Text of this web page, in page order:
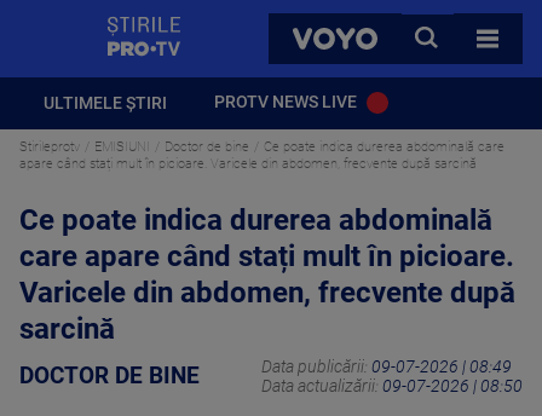
VOYO
CAUTA
TOATE
ULTIMELE ȘTIRI PROTV NEWS LIVE
Stirileprotv EMISIUNI Doctor de bine
Ce poate indica durerea abdominală care
apare când stați mult în picioare. Varicele din abdomen, frecvente după sarcină
Ce poate indica durerea abdominală
care apare când stați mult în picioare.
Varicele din abdomen, frecvente după
sarcină
DOCTOR DE BINE Data publicării: 09-07-2026 | 08:49
Data actualizării: 09-07-2026 | 08:50